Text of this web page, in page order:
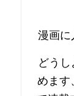
漫画に
どう
めます